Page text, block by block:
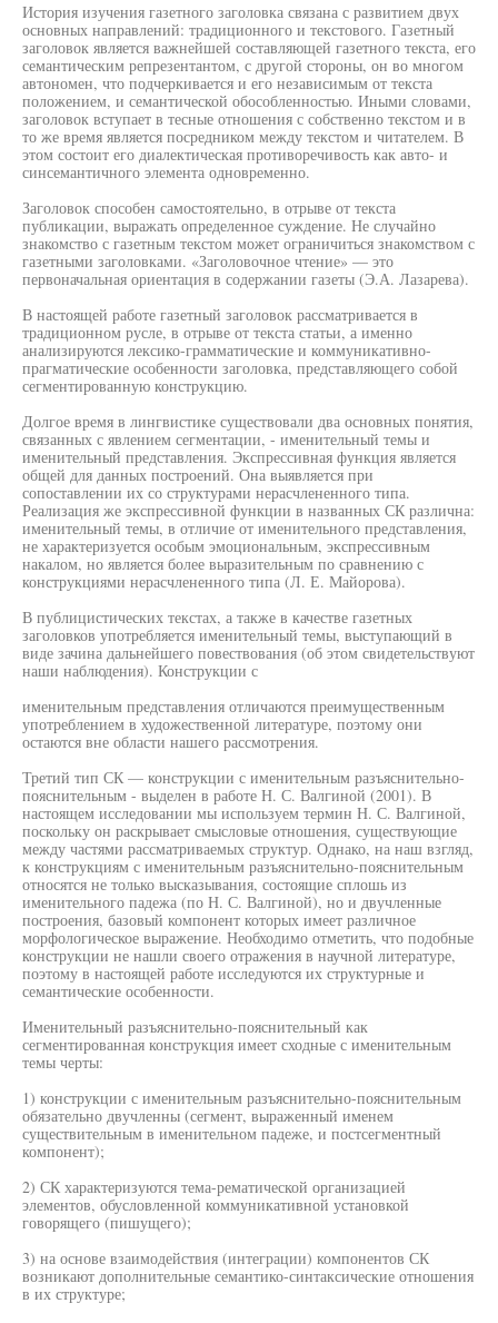
История изучения газетного заголовка связана с развитием двух
основных направлений: традиционного и текстового. Газетный
заголовок является важнейшей составляющей газетного текста, его
семантическим репрезентантом, с другой стороны, он во многом
автономен, что подчеркивается и его независимым от текста
положением, и семантической обособленностью. Иными словами,
заголовок вступает в тесные отношения с собственно текстом и в
то же время является посредником между текстом и читателем. В
этом состоит его диалектическая противоречивость как авто- и
синсемантичного элемента одновременно.
Заголовок способен самостоятельно, в отрыве от текста
публикации, выражать определенное суждение. Не случайно
знакомство с газетным текстом может ограничиться знакомством с
газетными заголовками. «Заголовочное чтение» — это
первоначальная ориентация в содержании газеты (Э.А. Лазарева).
В настоящей работе газетный заголовок рассматривается в
традиционном русле, в отрыве от текста статьи, а именно
анализируются лексико-грамматические и коммуникативно-
прагматические особенности заголовка, представляющего собой
сегментированную конструкцию.
Долгое время в лингвистике существовали два основных понятия,
связанных с явлением сегментации, - именительный темы и
именительный представления. Экспрессивная функция является
общей для данных построений. Она выявляется при
сопоставлении их со структурами нерасчлененного типа.
Реализация же экспрессивной функции в названных СК различна:
именительный темы, в отличие от именительного представления,
не характеризуется особым эмоциональным, экспрессивным
накалом, но является более выразительным по сравнению с
конструкциями нерасчлененного типа (Л. Е. Майорова).
В публицистических текстах, а также в качестве газетных
заголовков употребляется именительный темы, выступающий в
виде зачина дальнейшего повествования (об этом свидетельствуют
наши наблюдения). Конструкции с
именительным представления отличаются преимущественным
употреблением в художественной литературе, поэтому они
остаются вне области нашего рассмотрения.
Третий тип СК — конструкции с именительным разъяснительно-
пояснительным - выделен в работе Н. С. Валгиной (2001). В
настоящем исследовании мы используем термин Н. С. Валгиной,
поскольку он раскрывает смысловые отношения, существующие
между частями рассматриваемых структур. Однако, на наш взгляд,
к конструкциям с именительным разъяснительно-пояснительным
относятся не только высказывания, состоящие сплошь из
именительного падежа (по Н. С. Валгиной), но и двучленные
построения, базовый компонент которых имеет различное
морфологическое выражение. Необходимо отметить, что подобные
конструкции не нашли своего отражения в научной литературе,
поэтому в настоящей работе исследуются их структурные и
семантические особенности.
Именительный разъяснительно-пояснительный как
сегментированная конструкция имеет сходные с именительным
темы черты:
1) конструкции с именительным разъяснительно-пояснительным
обязательно двучленны (сегмент, выраженный именем
существительным в именительном падеже, и постсегментный
компонент);
2) СК характеризуются тема-рематической организацией
элементов, обусловленной коммуникативной установкой
говорящего (пишущего);
3) на основе взаимодействия (интеграции) компонентов СК
возникают дополнительные семантико-синтаксические отношения
в их структуре;